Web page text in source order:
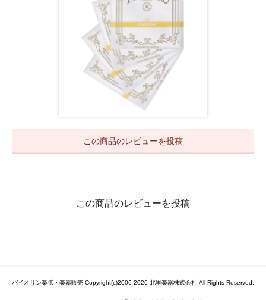
この商品のレビューを投稿
この商品のレビューを投稿
バイオリン楽弦・楽器販売 Copyright(c)2006-2026 北里楽器株式会社 All Rights Reserved.